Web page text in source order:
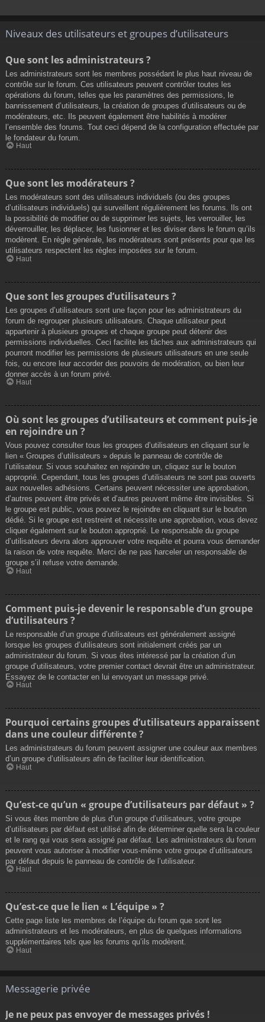
Niveaux des utilisateurs et groupes d’utilisateurs
Que sont les administrateurs ?
Les administrateurs sont les membres possédant le plus haut niveau de
contrôle sur le forum. Ces utilisateurs peuvent contrôler toutes les
opérations du forum, telles que les paramètres des permissions, le
bannissement d’utilisateurs, la création de groupes d’utilisateurs ou de
modérateurs, etc. Ils peuvent également être habilités à modérer
l’ensemble des forums. Tout ceci dépend de la configuration effectuée par
le fondateur du forum.
Haut
Que sont les modérateurs ?
Les modérateurs sont des utilisateurs individuels (ou des groupes
d’utilisateurs individuels) qui surveillent régulièrement les forums. Ils ont
la possibilité de modifier ou de supprimer les sujets, les verrouiller, les
déverrouiller, les déplacer, les fusionner et les diviser dans le forum qu’ils
modèrent. En règle générale, les modérateurs sont présents pour que les
utilisateurs respectent les règles imposées sur le forum.
Haut
Que sont les groupes d’utilisateurs ?
Les groupes d’utilisateurs sont une façon pour les administrateurs du
forum de regrouper plusieurs utilisateurs. Chaque utilisateur peut
appartenir à plusieurs groupes et chaque groupe peut détenir des
permissions individuelles. Ceci facilite les tâches aux administrateurs qui
pourront modifier les permissions de plusieurs utilisateurs en une seule
fois, ou encore leur accorder des pouvoirs de modération, ou bien leur
donner accès à un forum privé.
Haut
Où sont les groupes d’utilisateurs et comment puis-je
en rejoindre un ?
Vous pouvez consulter tous les groupes d’utilisateurs en cliquant sur le
lien « Groupes d’utilisateurs » depuis le panneau de contrôle de
l’utilisateur. Si vous souhaitez en rejoindre un, cliquez sur le bouton
approprié. Cependant, tous les groupes d’utilisateurs ne sont pas ouverts
aux nouvelles adhésions. Certains peuvent nécessiter une approbation,
d’autres peuvent être privés et d’autres peuvent même être invisibles. Si
le groupe est public, vous pouvez le rejoindre en cliquant sur le bouton
dédié. Si le groupe est restreint et nécessite une approbation, vous devez
cliquer également sur le bouton approprié. Le responsable du groupe
d’utilisateurs devra alors approuver votre requête et pourra vous demander
la raison de votre requête. Merci de ne pas harceler un responsable de
groupe s’il refuse votre demande.
Haut
Comment puis-je devenir le responsable d’un groupe
d’utilisateurs ?
Le responsable d’un groupe d’utilisateurs est généralement assigné
lorsque les groupes d’utilisateurs sont initialement créés par un
administrateur du forum. Si vous êtes intéressé par la création d’un
groupe d’utilisateurs, votre premier contact devrait être un administrateur.
Essayez de le contacter en lui envoyant un message privé.
Haut
Pourquoi certains groupes d’utilisateurs apparaissent
dans une couleur différente ?
Les administrateurs du forum peuvent assigner une couleur aux membres
d’un groupe d’utilisateurs afin de faciliter leur identification.
Haut
Qu’est-ce qu’un « groupe d’utilisateurs par défaut » ?
Si vous êtes membre de plus d’un groupe d’utilisateurs, votre groupe
d’utilisateurs par défaut est utilisé afin de déterminer quelle sera la couleur
et le rang qui vous sera assigné par défaut. Les administrateurs du forum
peuvent vous autoriser à modifier vous-même votre groupe d’utilisateurs
par défaut depuis le panneau de contrôle de l’utilisateur.
Haut
Qu’est-ce que le lien « L’équipe » ?
Cette page liste les membres de l’équipe du forum que sont les
administrateurs et les modérateurs, en plus de quelques informations
supplémentaires tels que les forums qu’ils modèrent.
Haut
Messagerie privée
Je ne peux pas envoyer de messages privés !